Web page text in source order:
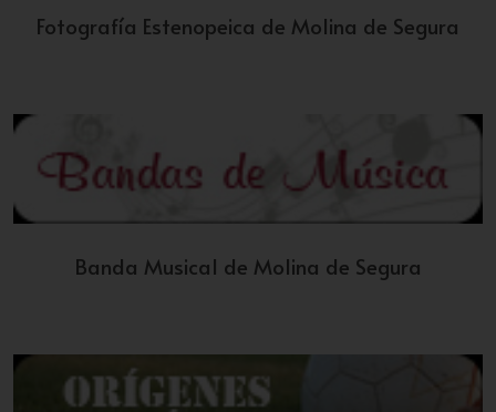
Fotografía Estenopeica de Molina de Segura
Banda Musical de Molina de Segura